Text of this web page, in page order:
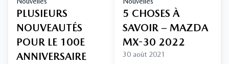
PLUSIEURS
NOUVEAUTÉS
POUR LE 100E
ANNIVERSAIRE
5 CHOSES À
SAVOIR – MAZDA
MX-30 2022
30 août 2021